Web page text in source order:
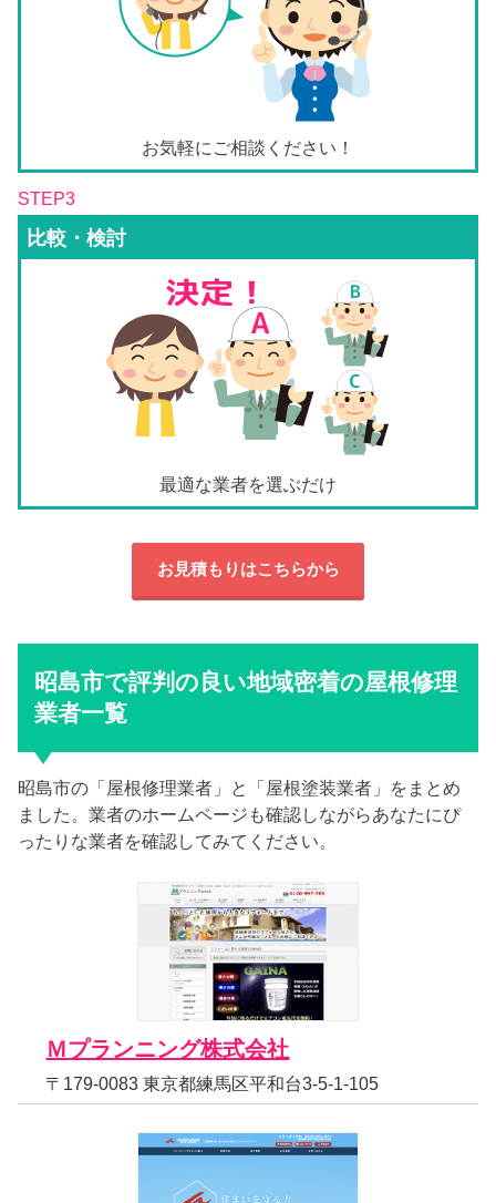
お気軽にご相談ください！
STEP3
比較・検討
最適な業者を選ぶだけ
お見積もりはこちらから
昭島市で評判の良い地域密着の屋根修理
業者一覧
昭島市の「屋根修理業者」と「屋根塗装業者」をまとめ
ました。業者のホームページも確認しながらあなたにぴ
ったりな業者を確認してみてください。
Ｍプランニング株式会社
〒179-0083 東京都練馬区平和台3-5-1-105